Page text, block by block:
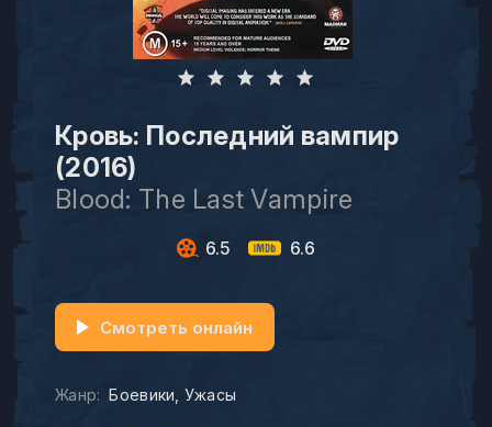
Кровь: Последний вампир
(2016)
Blood: The Last Vampire
6.5 6.6
Жанр: Боевики Ужасы
Смотреть онлайн